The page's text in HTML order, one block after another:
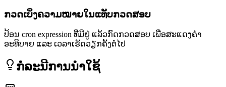
ກວດເບິ່ງຄວາມໝາຍໃນແທັບກວດສອບ
ປ້ອນ cron expression ທີ່ມີຢູ່ ແລ້ວກົດກວດສອບ ເພື່ອສະແດງຄຳ
ອະທິບາຍ ແລະ ເວລາເຮັດວຽກຄັ້ງຕໍ່ໄປ
ກໍລະນີການນຳໃຊ້